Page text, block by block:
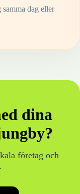
dag eller
dina
?
företag och